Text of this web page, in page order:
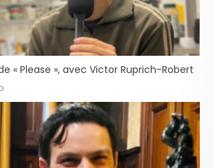
« Please », avec Victor Ruprich-Robert